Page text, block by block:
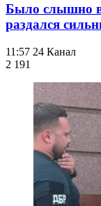
Было слышно
раздался
11:57 24 Канал
2 191